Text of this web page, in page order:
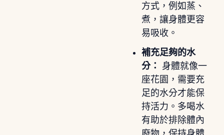
方式，例如蒸、
煮，讓身體更容
易吸收。
補充足夠的水
分：
身體就像一
座花園，需要充
足的水分才能保
持活力。多喝水
有助於排除體內